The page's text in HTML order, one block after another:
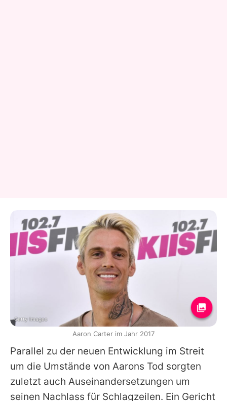
Parallel zu der neuen Entwicklung im Streit
um die Umstände von Aarons Tod sorgten
zuletzt auch Auseinandersetzungen um
seinen Nachlass für Schlagzeilen. Ein Gericht
Getty Images
Aaron Carter im Jahr 2017